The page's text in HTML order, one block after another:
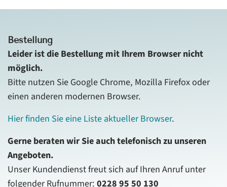
Bestellung
Leider ist die Bestellung mit Ihrem Browser nicht
möglich.
Bitte nutzen Sie Google Chrome, Mozilla Firefox oder
einen anderen modernen Browser.
Hier finden Sie eine Liste aktueller Browser.
Gerne beraten wir Sie auch telefonisch zu unseren
Angeboten.
Unser Kundendienst freut sich auf Ihren Anruf unter
folgender Rufnummer:0228 95 50 130